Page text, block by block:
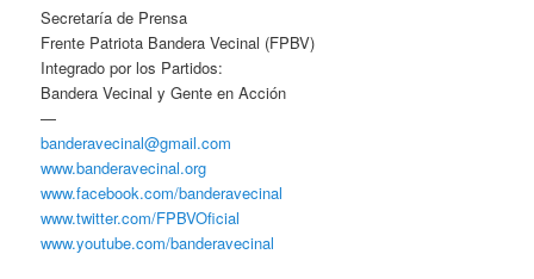
Secretaría de Prensa
Frente Patriota Bandera Vecinal (FPBV)
Integrado por los Partidos:
Bandera Vecinal y Gente en Acción
—
banderavecinal@gmail.com
www.banderavecinal.org
www.facebook.com/banderavecinal
www.twitter.com/FPBVOficial
www.youtube.com/banderavecinal